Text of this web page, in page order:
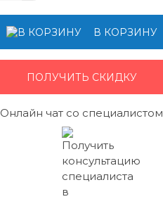
В КОРЗИНУ
ПОЛУЧИТЬ СКИДКУ
Онлайн чат со специалистом